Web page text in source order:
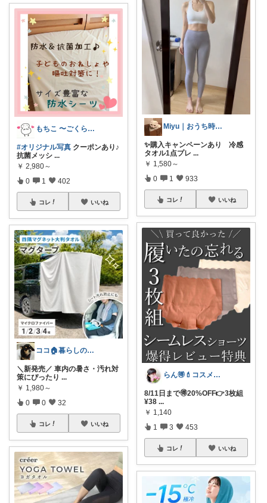
もちこ 〜ごくらく＆かわいい生活♪
#オリジナル写真 クーポンあり♪
抗菌メッシ ...
￥ 2,980～
0 1 402
コレ いいね
ココ🏠暮らしの必需品
＼新発売／ 車内の暑さ・汚れ対
策にぴったり ...
￥ 1,980～
0 0 32
コレ いいね
Miyu｜おうち時間の小さな幸せ🌸
✨購入キャンペーンあり 冷感
タオル1点プレ ...
￥ 1,580～
0 1 933
コレ いいね
らん🉐💄コスメ&ファッション👗✨
8/11日まで🉐20%OFF👉3枚組
¥38 ...
￥ 1,140
1 3 453
コレ いいね